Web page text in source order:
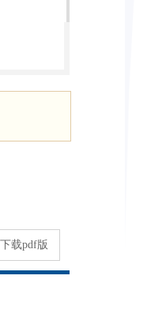
下载pdf版